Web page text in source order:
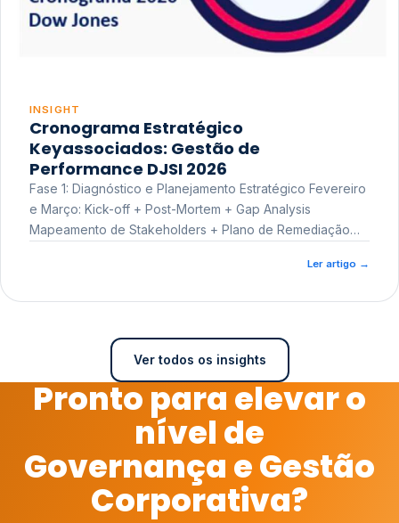
INSIGHT
Cronograma Estratégico
Keyassociados: Gestão de
Performance DJSI 2026
Fase 1: Diagnóstico e Planejamento Estratégico Fevereiro
e Março: Kick-off + Post-Mortem + Gap Analysis
Mapeamento de Stakeholders + Plano de Remediação
Ler artigo →
Ver todos os insights
Pronto para elevar o
nível de
Governança e Gestão
Corporativa?